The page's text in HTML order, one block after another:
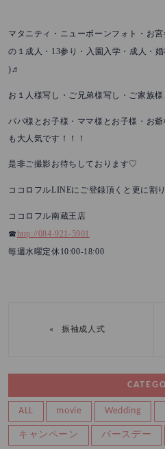
マタニティ・ニューボーンフォト・お宮
の１成人・ 13参り・入園入学・成人・
)♬
お１人様写し・ご兄弟様写し・ご家族
パパ様とお子様・ママ様とお子様・お爺
も大人気です！！！
是非ご撮影お待ちしております♡
ココロフルLINEにご登録頂くと更に割
ココロフル南蔵王店
☎︎http://084-921-5901
毎週水曜定休 10:00-18:00
« 振袖成人式
ALL movie Wedding
キャンペーン バースデー